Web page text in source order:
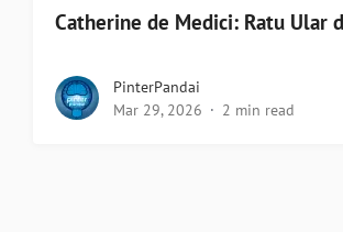
Catherine de Medici: Ratu Ular
PinterPandai
Mar 29, 2026
2 min read